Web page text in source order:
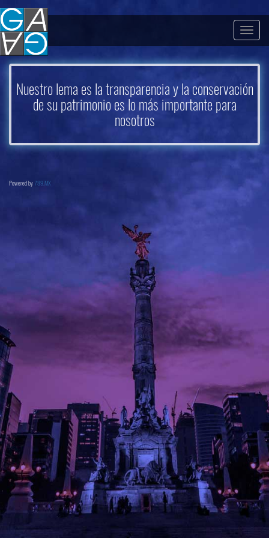
Nuestro lema es la transparencia y la conservación
de su patrimonio es lo más importante para
nosotros
Powered by 789.MX